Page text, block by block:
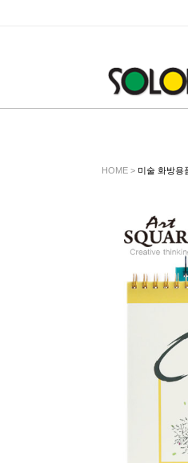
HOME > 미술 화방용